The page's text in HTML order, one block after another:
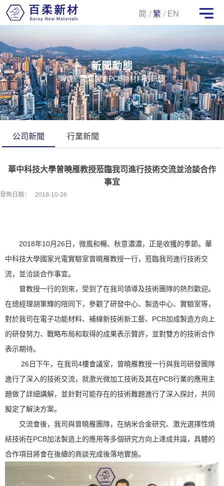
简 繁 EN
新聞動態
專註於加法製造PCB新材料的研發
公司新聞 行業新聞
華中科技大學曾曉雁教授蒞臨我司進行技術交流並洽談合作
事宜
發佈日期： 2018-10-26
2018年10月26日，微風和暢、秋意濃濃，正是收獲的季節。華
中科技大學國家光電實驗室曾曉雁教授一行，蒞臨我司進行技術交
流，並洽談合作事宜。
曾教授一行的到來，受到了在我司領導及技術團隊的熱烈歡迎。
在總經理胡軍輝的陪同下，參觀了研發中心、製造中心、實驗室等，
對於我司在電子功能材料、補線新技術新工藝、PCB加成製造方向上
的研發努力、戰略布局和取得的成果表示贊許，並對雙方的技術合作
表示期待。
26日下午，在我司4樓會議室，曾曉雁教授一行與我司研發團隊
進行了深入的技術交流，就激光微加工技術及其在PCB行業的應用主
題做了詳細講解，並針對可能存在的技術難題進行了深入探討，共同
擬定了解決方案。
交流會後，我司與曾曉雁團隊，在納米合金研究、激光選擇性燒
結技術在PCB加法製造上的應用等多個研究方向上達成共識，具體的
合作項目將會在後續的商談完成後落地實施。